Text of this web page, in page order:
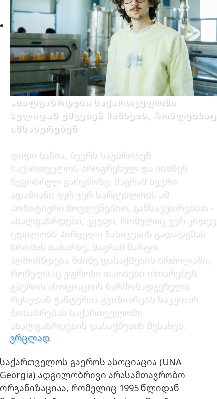
ახალგაზრდები საქართველოში
ხელიდან უშვებენ შანსებს, რომლებსაც
იმსახურებენ
დიდი ხანია, ბევრს საუბრობენ
საქართველოს პროგრესულ და ბიზნეს
მეგობრულ გარემოზე, მაგრამ ბევრი
ადამიანი ჯერ ვერ სარგებლობს ამ
პოზიტიური მოვლენებით, განსაკუთრებით -
ახალგაზრდები, ჯგუფი, რომელიც ჯერ კიდევ
ცდილობს პირველი ნაბიჯების გადადგმას
შრომის ბაზარზე, მაგრამ მარტო
აღმოჩნდება მძიმე დასაქმების ბრძოლაში,
რომელსაც უფროსი თაობები იზიარებენ.
გაეროს ასოციაციის წარმომადგენელი
რუსუდან ჭანტურია გვიზიარებს საკუთარ
მოსაზრებას საქართველოში
ახალგაზრდების დასაქმების შესახებ.
ვრცლად
საქართველოს გაეროს ასოციაცია (UNA
Georgia) ადგილობრივი არასამთავრობო
ორგანიზაციაა, რომელიც 1995 წლიდან